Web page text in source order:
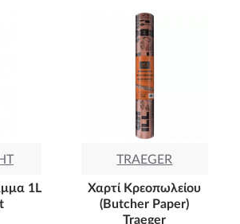
1L
TRAEGER
Χαρτί Κρεοπωλείου
(Butcher Paper)
Traeger